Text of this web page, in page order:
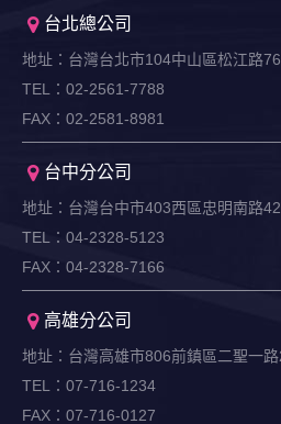
外，我們會視需要公佈統計數據及
人之資料。
除非取得您的同意或其他法令之特
贈獎時，本網站會收集您的個人識
業夥伴處取得個人資料。
當客戶在本網站註冊時，我們會取
當您註冊成功，並登入使用我們的
料。註冊時，本網站取得您的姓名、
成功，並登入使用我們的服務後，
生的相關記錄，包括您使用連線設備
的瀏覽器予以標示，歸納使用者瀏
網頁，除非您願意告知您的個人資
將此項記錄和您對應。請您注意，在
台北總公司
地址：台灣台北市104中山區松江路
TEL：02-2561-7788
FAX：02-2581-8981
台中分公司
地址：台灣台中市403西區忠明南路
TEL：04-2328-5123
FAX：04-2328-7166
高雄分公司
地址：台灣高雄市806前鎮區二聖一
TEL：07-716-1234
FAX：07-716-0127